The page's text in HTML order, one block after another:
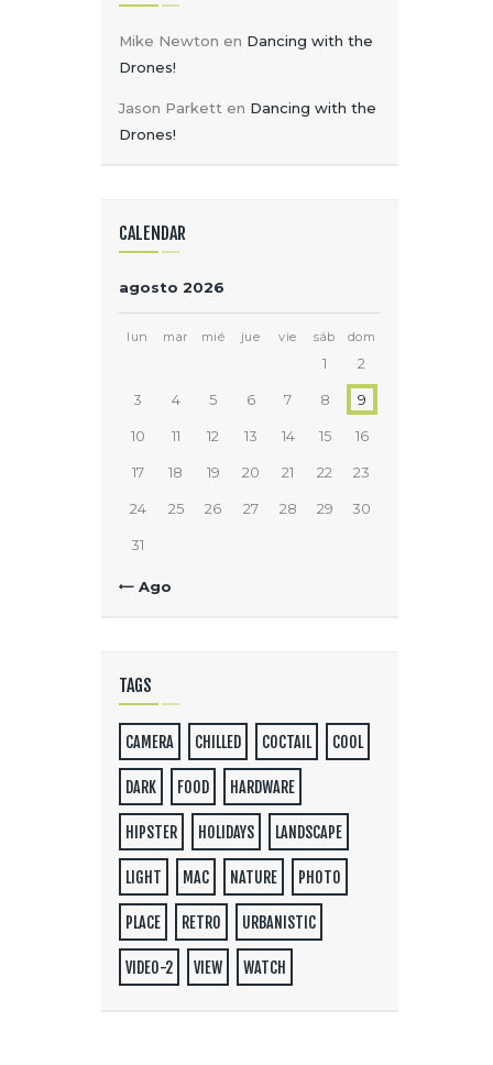
Mike Newton en Dancing with the
Drones!
Jason Parkett en Dancing with the
Drones!
CALENDAR
agosto 2026
lun mar mié jue vie sáb dom
1 2
3 4 5 6 7 8 9
10 11 12 13 14 15 16
17 18 19 20 21 22 23
24 25 26 27 28 29 30
31
« Ago
TAGS
CAMERA CHILLED COCTAIL COOL
DARK FOOD HARDWARE
HIPSTER HOLIDAYS LANDSCAPE
LIGHT MAC NATURE PHOTO
PLACE RETRO URBANISTIC
VIDEO-2 VIEW WATCH